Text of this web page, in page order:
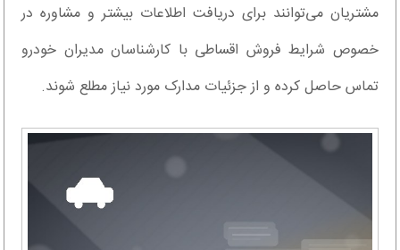
مشتریان می‌توانند برای دریافت اطلاعات بیشتر و مشاوره در
خصوص شرایط فروش اقساطی با کارشناسان مدیران خودرو
تماس حاصل کرده و از جزئیات مدارک مورد نیاز مطلع شوند.